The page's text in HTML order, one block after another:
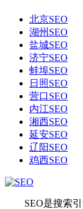
北京SEO
湖州SEO
盐城SEO
济宁SEO
蚌埠SEO
日照SEO
营口SEO
内江SEO
湘西SEO
延安SEO
辽阳SEO
鸡西SEO
SEO是搜索